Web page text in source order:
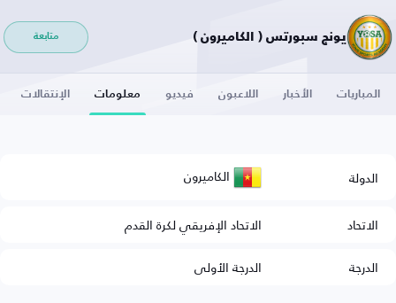
يونج سبورتس ( الكاميرون ) متابعة
المباريات الأخبار اللاعبون فيديو معلومات الإنتقالات
الدولة الكاميرون
الاتحاد
الاتحاد الإفريقي لكرة القدم
الدرجة
الدرجة الأولى